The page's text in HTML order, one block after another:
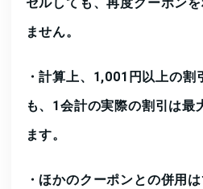
ません。
・計算上、1,001円以上の割
も、 1会計の実際の割引は最
ます。
・ ほかのクーポンとの併用は